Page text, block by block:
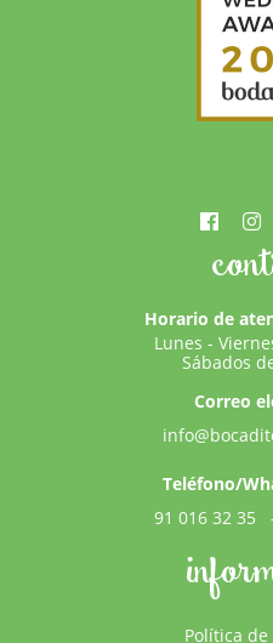
Política
Horario de
Lunes -
Sábados
Correo
Teléfono/
91 016 32 35